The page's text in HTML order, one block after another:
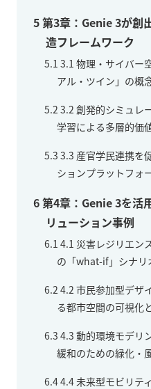
5第3章：Genie 3が創
造フレームワーク
5.1 3.1 物理・サイバー
アル・ツイン」の概
5.2 3.2 創発的シミュレ
学習による多層的価
5.3 3.3 産官学民連携を
ションプラットフォ
6第4章：Genie 3を活
リューション事例
6.1 4.1 災害レジリエン
の「what-if」シナリ
6.2 4.2 市民参加型デザ
る都市空間の可視化
6.3 4.3 動的環境モデリ
緩和のための緑化・
6.44.4 未来型モビリテ